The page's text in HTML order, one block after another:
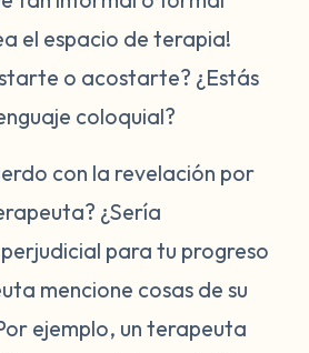
el espacio de terapia!
o acostarte? ¿Estás
coloquial?
con la revelación por
¿Sería
para tu progreso
mencione cosas de su
ejemplo, un terapeuta